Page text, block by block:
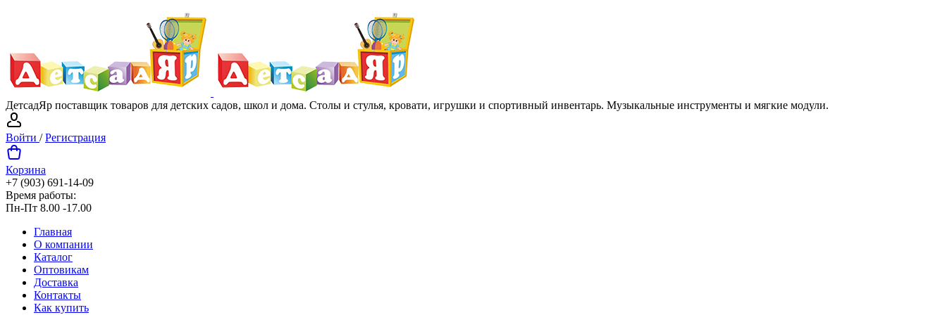
ДетсадЯр поставщик товаров для детских садов, школ и дома. Столы и стулья, кровати, игрушки и спортивный инвентарь. Музыкальные инструменты и мягкие модули.
Войти /Регистрация
Корзина
+7 (903) 691-14-09
Время работы:
Пн-Пт 8.00 -17.00
Главная
О компании
Каталог
Оптовикам
Доставка
Контакты
Как купить